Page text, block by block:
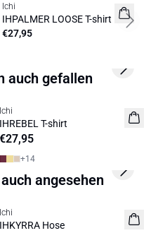
BASIC
Ichi
IHPALMER LOOSE T-shirt
€27,95
Next
auch gefallen
NEUHEIT
Ichi
IHREBEL T-shirt
€27,95
+14
Next
angesehen
NEUHEIT
Ichi
IHKYRRA Hose
Next